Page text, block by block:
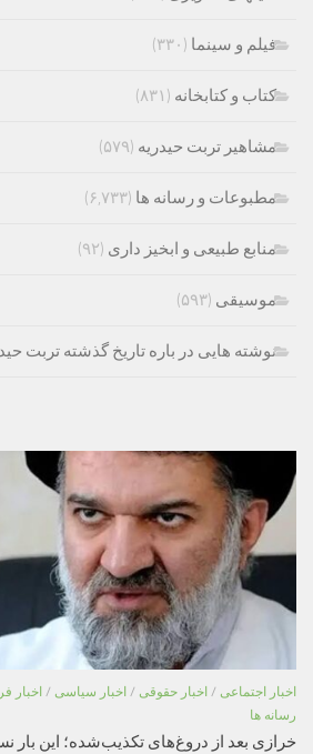
فیلم و سینما (۳۳۰)
کتاب و کتابخانه (۸۳۱)
مشاهیر تربت حیدریه (۵۷۹)
مطبوعات و رسانه ها (۶,۷۳۳)
منابع طبیعی و ابخیز داری (۹۲)
موسیقی (۵۹۳)
نوشته هایی در باره تاریخ گذشته تربت
اخبار اجتماعی / اخبار حقوقی / اخبار سیاسی / اخبار
رسانه ها
خرازی بعد از دروغ‌های تکذیب‌شده؛ این بار